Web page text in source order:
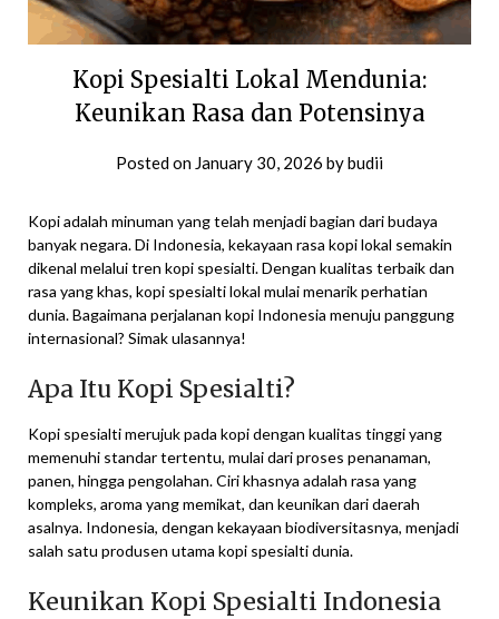
Kopi Spesialti Lokal Mendunia:
Keunikan Rasa dan Potensinya
Posted on January 30, 2026 bybudii
Kopi adalah minuman yang telah menjadi bagian dari budaya
banyak negara. Di Indonesia, kekayaan rasa kopi lokal semakin
dikenal melalui tren kopi spesialti. Dengan kualitas terbaik dan
rasa yang khas, kopi spesialti lokal mulai menarik perhatian
dunia. Bagaimana perjalanan kopi Indonesia menuju panggung
internasional? Simak ulasannya!
Apa Itu Kopi Spesialti?
Kopi spesialti merujuk pada kopi dengan kualitas tinggi yang
memenuhi standar tertentu, mulai dari proses penanaman,
panen, hingga pengolahan. Ciri khasnya adalah rasa yang
kompleks, aroma yang memikat, dan keunikan dari daerah
asalnya. Indonesia, dengan kekayaan biodiversitasnya, menjadi
salah satu produsen utama kopi spesialti dunia.
Keunikan Kopi Spesialti Indonesia